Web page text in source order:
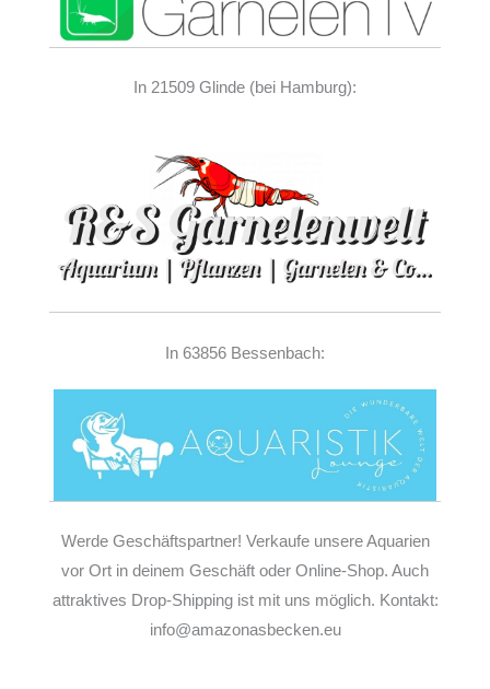
In 21509 Glinde (bei Hamburg):
In 63856 Bessenbach:
Werde Geschäftspartner! Verkaufe unsere Aquarien
vor Ort in deinem Geschäft oder Online-Shop. Auch
attraktives Drop-Shipping ist mit uns möglich. Kontakt:
info@amazonasbecken.eu